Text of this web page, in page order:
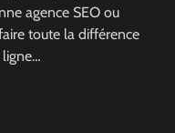
agence SEO ou
toute la différence
ligne…